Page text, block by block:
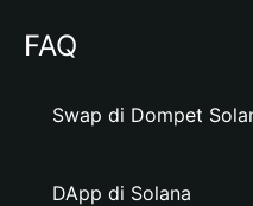
FAQ
Swap di Dompet
DApp di Solana